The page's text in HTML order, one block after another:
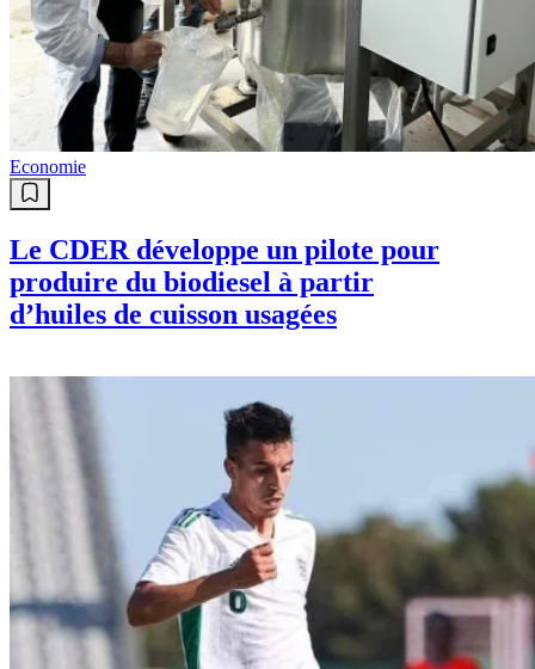
Economie
Le CDER développe un pilote pour
produire du biodiesel à partir
d’huiles de cuisson usagées